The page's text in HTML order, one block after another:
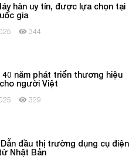
hàn uy tín, được lựa chọn tại
gia
344
40 năm phát triển thương hiệu
người Việt
329
đầu thị trường dụng cụ điện
Nhật Bản